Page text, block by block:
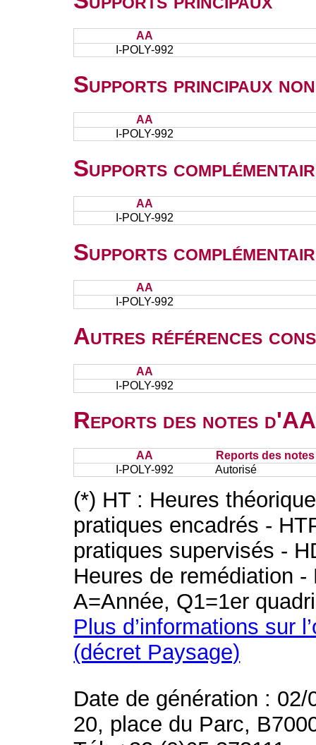
AA
I-POLY-992
Supports principaux
AA
I-POLY-992
Supports
AA
I-POLY-992
Supports
AA
I-POLY-992
Autres références
AA
I-POLY-992
Reports des notes
AA
Reports des
I-POLY-992
Autorisé
(*) HT : Heures
pratiques encadrés -
pratiques supervisés -
Heures de remédiation
A=Année, Q1=1er
Plus d’informations sur
(décret Paysage)
Date de génération : 02/
20, place du Parc,